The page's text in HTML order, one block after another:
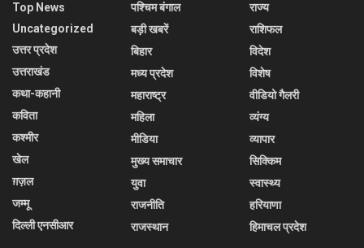
Top News
Uncategorized
उत्तर प्रदेश
उत्तराखंड
कथा-कहानी
कविता
कश्मीर
खेल
ग़ज़ल
जम्मू
दिल्ली एनसीआर
पश्चिम बंगाल
बड़ी खबरें
बिहार
मध्य प्रदेश
महाराष्ट्र
महिला
मीडिया
मुख्य समाचार
युवा
राजनीति
राजस्थान
राज्य
राशिफल
विदेश
विशेष
वीडियो गैलरी
व्यंग्य
व्यापार
सिक्किम
स्वास्थ्य
हरियाणा
हिमाचल प्रदेश